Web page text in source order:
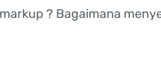
? Bagaimana